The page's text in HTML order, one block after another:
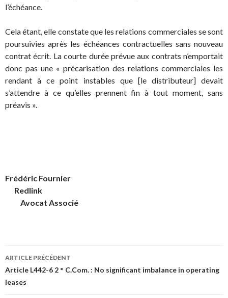
l’échéance.
Cela étant, elle constate que les relations commerciales se sont
poursuivies après les échéances contractuelles sans nouveau
contrat écrit. La courte durée prévue aux contrats n’emportait
donc pas une « précarisation des relations commerciales les
rendant à ce point instables que [le distributeur] devait
s’attendre à ce qu’elles prennent fin à tout moment, sans
préavis ».
Frédéric Fournier
Redlink
Avocat Associé
Navigation
des
articles
ARTICLE PRÉCÉDENT
Article L442-6 2 ° C.Com. : No significant imbalance in operating
leases